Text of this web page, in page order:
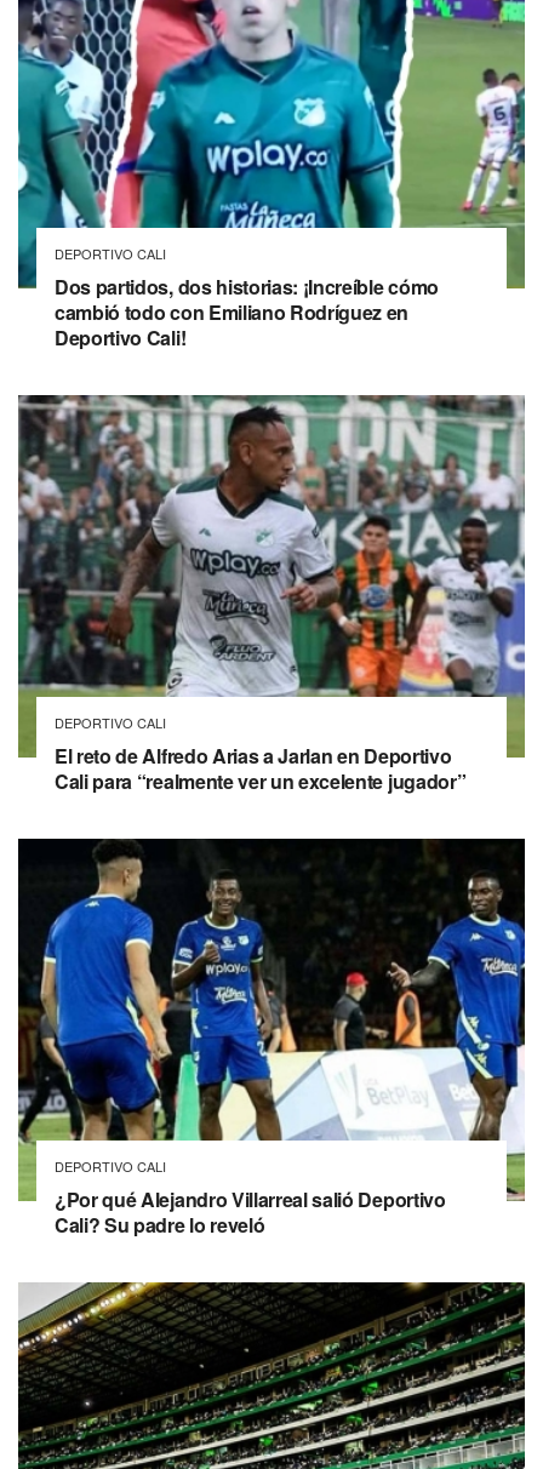
DEPORTIVO CALI
Dos partidos, dos historias: ¡Increíble cómo
cambió todo con Emiliano Rodríguez en
Deportivo Cali!
DEPORTIVO CALI
El reto de Alfredo Arias a Jarlan en Deportivo
Cali para “realmente ver un excelente jugador”
DEPORTIVO CALI
¿Por qué Alejandro Villarreal salió Deportivo
Cali? Su padre lo reveló